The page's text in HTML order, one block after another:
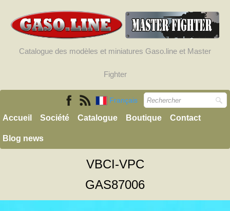
Catalogue des modèles et miniatures Gaso.line et Master
Fighter
Français
Accueil Société Catalogue Boutique Contact
Blog news
VBCI-VPC
GAS87006